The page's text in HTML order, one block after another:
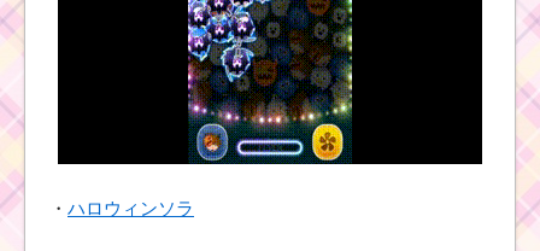
耳がとがったツムで
550万点を稼いだツム
と攻略のコツ
女の子のツムで450万
・ ハロウィンソラ